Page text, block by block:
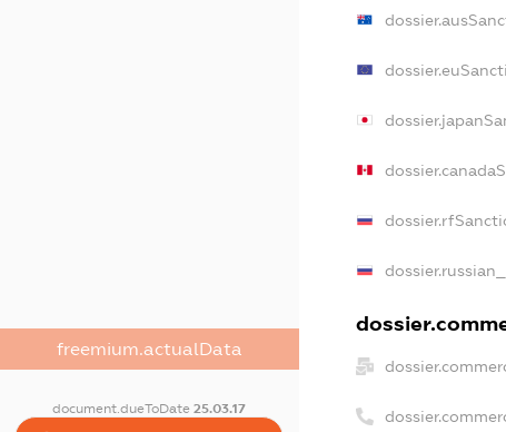
freemium.actualData
document.dueToDate25.03.17